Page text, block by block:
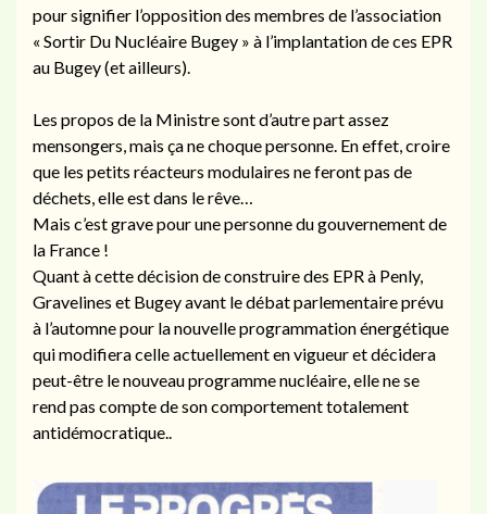
pour signifier l’opposition des membres de l’association
« Sortir Du Nucléaire Bugey » à l’implantation de ces EPR
au Bugey (et ailleurs).
Les propos de la Ministre sont d’autre part assez
mensongers, mais ça ne choque personne. En effet, croire
que les petits réacteurs modulaires ne feront pas de
déchets, elle est dans le rêve…
Mais c’est grave pour une personne du gouvernement de
la France !
Quant à cette décision de construire des EPR à Penly,
Gravelines et Bugey avant le débat parlementaire prévu
à l’automne pour la nouvelle programmation énergétique
qui modifiera celle actuellement en vigueur et décidera
peut-être le nouveau programme nucléaire, elle ne se
rend pas compte de son comportement totalement
antidémocratique..